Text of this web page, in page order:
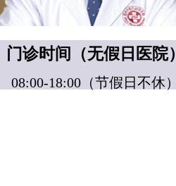
门诊时间（无假日医院）
08:00-18:00（节假日不休）